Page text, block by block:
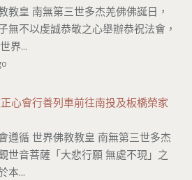
教皇 南無第三世多杰羌佛佛誕日，
無不以虔誠恭敬之心舉辦恭祝法會，
界...
心會行善列車前往南投及板橋榮家
遵循 世界佛教教皇 南無第三世多杰
世音菩薩「大悲行願 無處不現」之
本...